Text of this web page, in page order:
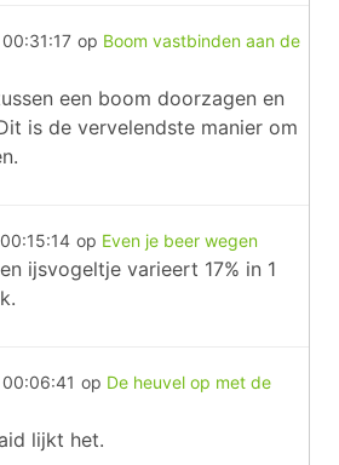
op Boom vastbinden aan de
een boom doorzagen en
is de vervelendste manier om
op Even je beer wegen
ijsvogeltje varieert 17% in 1
op De heuvel op met de
lijkt het.